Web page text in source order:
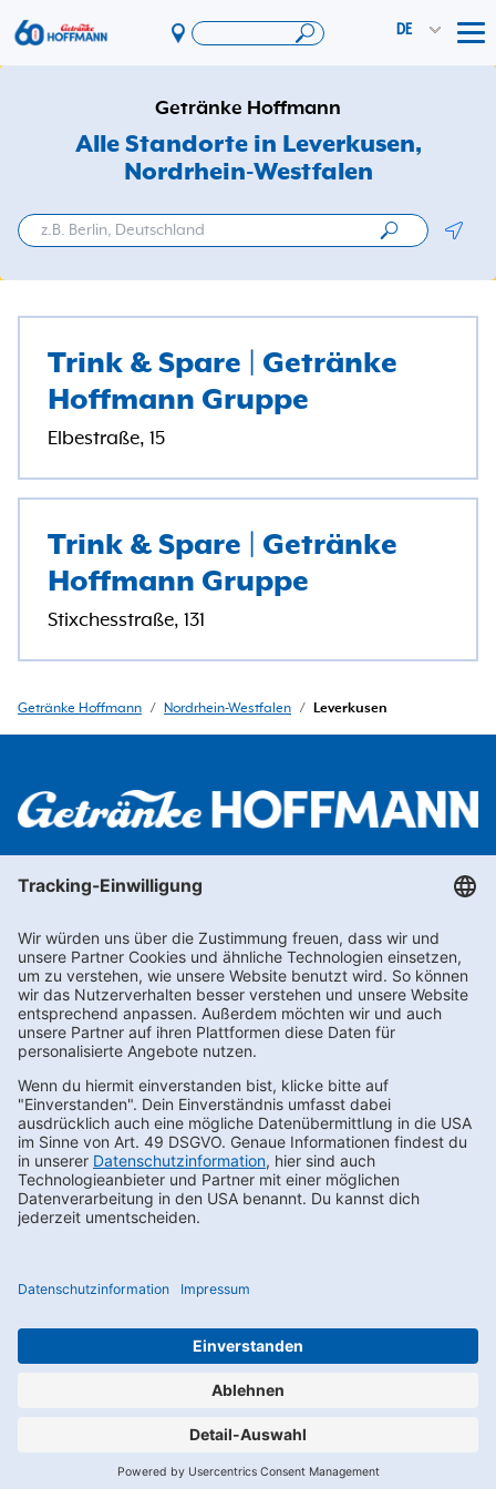
DE
Angebote & Aktionen
Vereinswelt
DosenExpress
Unternehmen
Getränke Hoffmann
Alle Standorte in Leverkusen,
Nordrhein-Westfalen
Trink & Spare | Getränke
Hoffmann Gruppe
Elbestraße, 15
Trink & Spare | Getränke
Hoffmann Gruppe
Stixchesstraße, 131
Getränke Hoffmann / Nordrhein-Westfalen / Leverkusen
Newsletter abonnieren
Kontakt
FAQs
Karriere
Datenschutz
Compliance
Impressum
Privacy Settings